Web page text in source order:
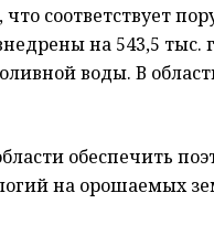
соответствует
на 543,5
воды. В
обеспечить
на орошаемых